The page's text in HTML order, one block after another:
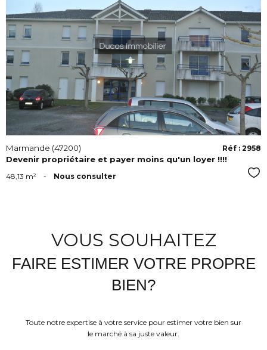
VOIR
Marmande (47200)
Devenir propriétaire et payer moins qu'un loyer !!!!
Réf : 2958
48,13 m² - Nous consulter
VOUS SOUHAITEZ
FAIRE ESTIMER VOTRE PROPRE
BIEN?
Toute notre expertise à votre service pour estimer votre bien sur
le marché à sa juste valeur.